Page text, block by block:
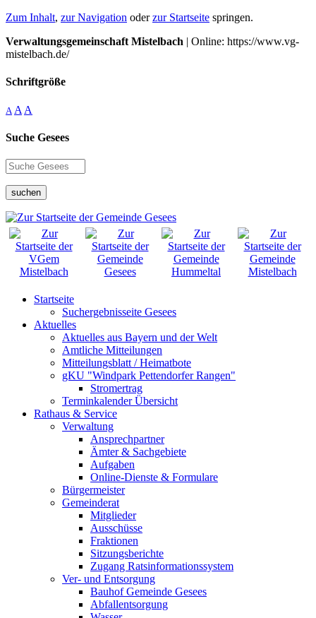
Zum Inhalt, zur Navigation oderzur Startseite springen.
Verwaltungsgemeinschaft Mistelbach | Online: https://www.vg-
mistelbach.de/
Schriftgröße
A A A
Suche Gesees
suchen
Startseite
Suchergebnisseite Gesees
Aktuelles
Aktuelles aus Bayern und der Welt
Amtliche Mitteilungen
Mitteilungsblatt / Heimatbote
gKU "Windpark Pettendorfer Rangen"
Stromertrag
Terminkalender Übersicht
Rathaus & Service
Verwaltung
Ansprechpartner
Ämter & Sachgebiete
Aufgaben
Online-Dienste & Formulare
Bürgermeister
Gemeinderat
Mitglieder
Ausschüsse
Fraktionen
Sitzungsberichte
Zugang Ratsinformationssystem
Ver- und Entsorgung
Bauhof Gemeinde Gesees
Abfallentsorgung